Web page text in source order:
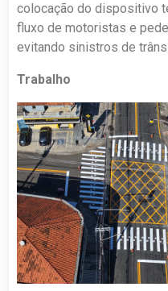
colocação do dispositivo
fluxo de motoristas e
evitando sinistros de
Trabalho